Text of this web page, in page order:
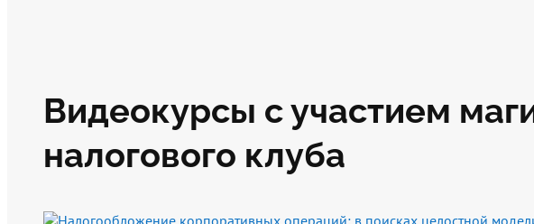
Видеокурсы с участием
налогового клуба